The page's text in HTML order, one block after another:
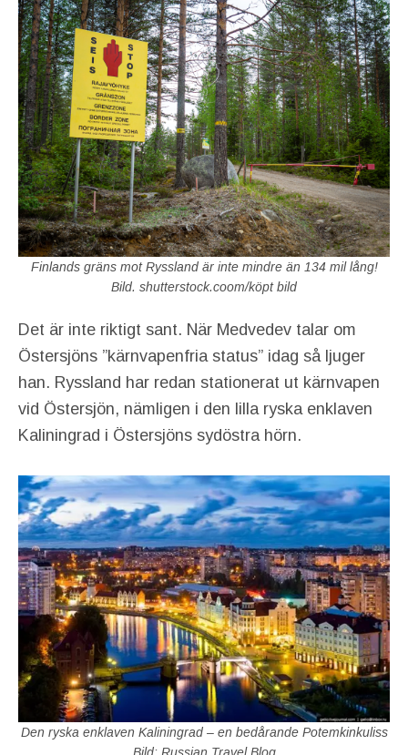
Finlands gräns mot Ryssland är inte mindre än 134 mil lång!
Bild. shutterstock.coom/köpt bild
Det är inte riktigt sant. När Medvedev talar om
Östersjöns ”kärnvapenfria status” idag så ljuger
han. Ryssland har redan stationerat ut kärnvapen
vid Östersjön, nämligen i den lilla ryska enklaven
Kaliningrad i Östersjöns sydöstra hörn.
Den ryska enklaven Kaliningrad – en bedårande Potemkinkuliss